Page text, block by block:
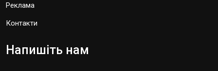
Реклама
Контакти
Напишіть нам